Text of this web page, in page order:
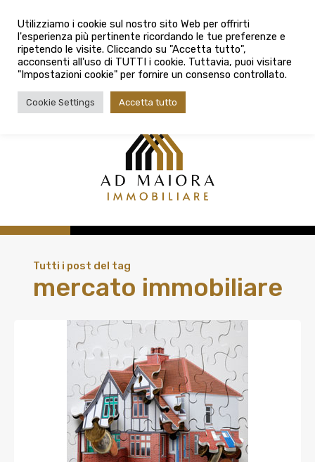
080 3759025
Città
Tipologia contratto
Tipologia contratto
Tutti i post del tag
mercato immobiliare
Utilizziamo i cookie sul nostro sito Web per offrirti
l'esperienza più pertinente ricordando le tue preferenze e
ripetendo le visite. Cliccando su "Accetta tutto",
acconsenti all'uso di TUTTI i cookie. Tuttavia, puoi visitare
"Impostazioni cookie" per fornire un consenso controllato.
Cookie Settings Accetta tutto